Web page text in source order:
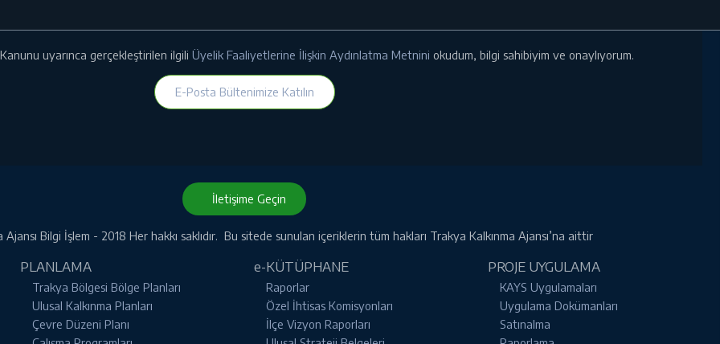
uyarınca gerçekleştirilen ilgili Üyelik Faaliyetlerine İlişkin Aydınlatma Metnini okudum, bilgi sahibiyim ve onaylıyorum.
E-Posta Bültenimize Katılın
İletişime Geçin
Ajansı Bilgi İşlem - 2018 Her hakkı saklıdır. Bu sitede sunulan içeriklerin tüm hakları Trakya Kalkınma Ajansı’na aittir
PLANLAMA
Trakya Bölgesi Bölge Planları
Ulusal Kalkınma Planları
Çevre Düzeni Planı
e-KÜTÜPHANE
Raporlar
Özel İhtisas Komisyonları
İlçe Vizyon Raporları
PROJE UYGULAMA
KAYS Uygulamaları
Uygulama Dokümanları
Satınalma